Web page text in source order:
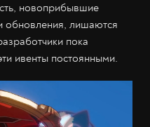
новоприбывшие
обновления, лишаются
пока
ивенты постоянными.